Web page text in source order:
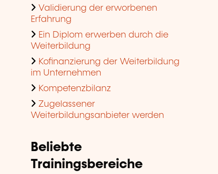
Validierung der erworbenen
Erfahrung
Ein Diplom erwerben durch die
Weiterbildung
Kofinanzierung der Weiterbildung
im Unternehmen
Kompetenzbilanz
Zugelassener
Weiterbildungsanbieter werden
Beliebte
Trainingsbereiche